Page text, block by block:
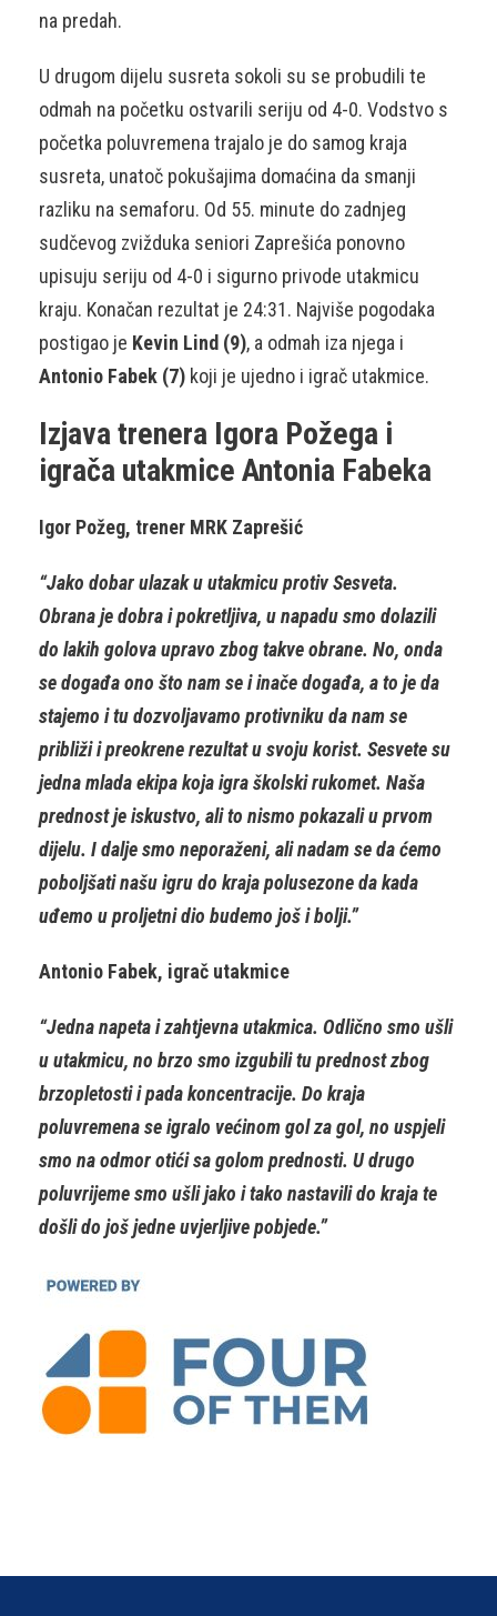
na predah.
U drugom dijelu susreta sokoli su se probudili te
odmah na početku ostvarili seriju od 4-0. Vodstvo s
početka poluvremena trajalo je do samog kraja
susreta, unatoč pokušajima domaćina da smanji
razliku na semaforu. Od 55. minute do zadnjeg
sudčevog zvižduka seniori Zaprešića ponovno
upisuju seriju od 4-0 i sigurno privode utakmicu
kraju. Konačan rezultat je 24:31. Najviše pogodaka
postigao je Kevin Lind (9), a odmah iza njega i
Antonio Fabek (7) koji je ujedno i igrač utakmice.
Izjava trenera Igora Požega i
igrača utakmice Antonia Fabeka
Igor Požeg, trener MRK Zaprešić
“Jako dobar ulazak u utakmicu protiv Sesveta.
Obrana je dobra i pokretljiva, u napadu smo dolazili
do lakih golova upravo zbog takve obrane. No, onda
se događa ono što nam se i inače događa, a to je da
stajemo i tu dozvoljavamo protivniku da nam se
približi i preokrene rezultat u svoju korist. Sesvete su
jedna mlada ekipa koja igra školski rukomet. Naša
prednost je iskustvo, ali to nismo pokazali u prvom
dijelu. I dalje smo neporaženi, ali nadam se da ćemo
poboljšati našu igru do kraja polusezone da kada
uđemo u proljetni dio budemo još i bolji.”
Antonio Fabek, igrač utakmice
“Jedna napeta i zahtjevna utakmica. Odlično smo ušli
u utakmicu, no brzo smo izgubili tu prednost zbog
brzopletosti i pada koncentracije. Do kraja
poluvremena se igralo većinom gol za gol, no uspjeli
smo na odmor otići sa golom prednosti. U drugo
poluvrijeme smo ušli jako i tako nastavili do kraja te
došli do još jedne uvjerljive pobjede.”